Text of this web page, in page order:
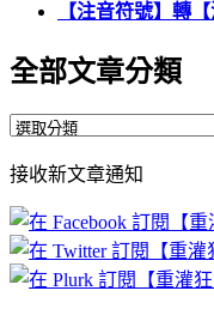
【注音符號】轉
全部文章分類
全
文
章
分
類
接收新文章通知